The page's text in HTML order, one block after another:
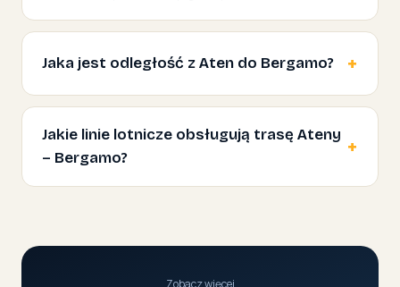
Jaka jest odległość z Aten do Bergamo?
Jakie linie lotnicze obsługują trasę Ateny
– Bergamo?
Zobacz więcej